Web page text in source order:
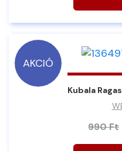
AKCIÓ
Kubala
990 Ft